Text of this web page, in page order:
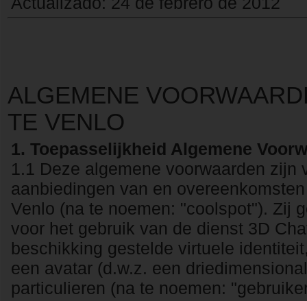
ALGEMENE
TE VENLO
1. Toepasselijkheid Algemene
1.1 Deze algemene voorwaarden zijn
aanbiedingen van en
Venlo (na te noemen: "coolspot"). Zij
voor het gebruik van de dienst 3D
beschikking gestelde virtuele
een avatar (d.w.z. een
particulieren (na te noemen: